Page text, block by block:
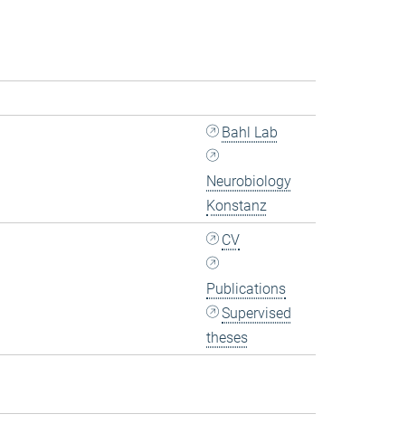
Bahl Lab
Neurobiology
Konstanz
CV
Publications
Supervised
theses